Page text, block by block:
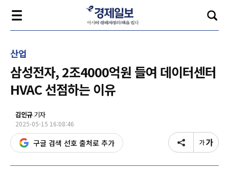
산업
삼성전자, 2조4000억원 들여 데이터센터
HVAC 선점하는 이유
김인규기자
2025-05-15 16:08:46
구글 검색 선호 출처로 추가